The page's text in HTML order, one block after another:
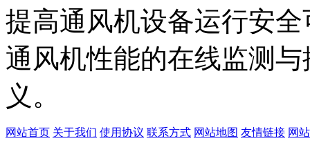
提高通风机设备运行安
通风机性能的在线监测
义。
网站首页 关于我们 使用协议 联系方式 网站地图 友情链接 网